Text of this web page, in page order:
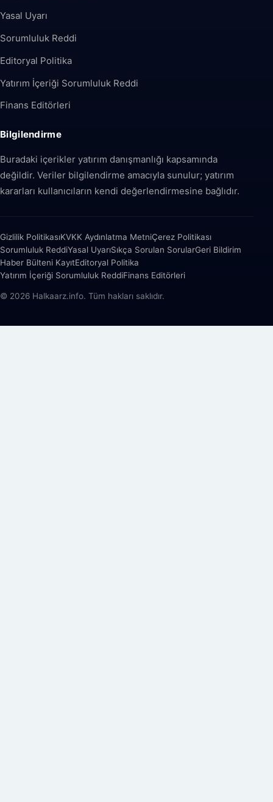
Yasal Uyarı
Sorumluluk Reddi
Editoryal Politika
Yatırım İçeriği Sorumluluk Reddi
Finans Editörleri
Bilgilendirme
Buradaki içerikler yatırım danışmanlığı kapsamında
değildir. Veriler bilgilendirme amacıyla sunulur; yatırım
kararları kullanıcıların kendi değerlendirmesine bağlıdır.
Gizlilik PolitikasıKVKK Aydınlatma MetniÇerez Politikası
Sorumluluk ReddiYasal UyarıSıkça Sorulan SorularGeri Bildirim
Haber Bülteni KayıtEditoryal Politika
Yatırım İçeriği Sorumluluk ReddiFinans Editörleri
© 2026 Halkaarz.info. Tüm hakları saklıdır.